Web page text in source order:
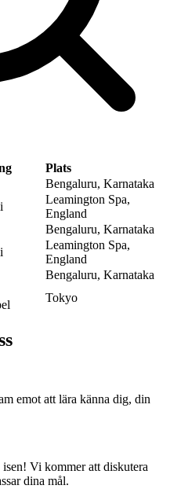
Plats
Bengaluru, Karnataka
Leamington Spa,
England
Bengaluru, Karnataka
Leamington Spa,
England
Bengaluru, Karnataka
Tokyo
emot att lära känna dig, din
Vi kommer att diskutera
dina mål.